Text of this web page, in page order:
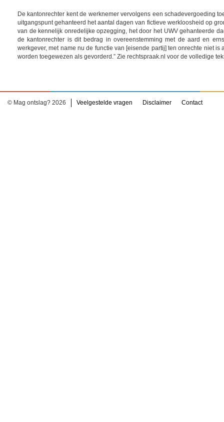
De kantonrechter kent de werknemer vervolgens een schadevergoeding
uitgangspunt gehanteerd het aantal dagen van fictieve werkloosheid op
van de kennelijk onredelijke opzegging, het door het UWV gehanteerde
de kantonrechter is dit bedrag in overeenstemming met de aard en
werkgever, met name nu de functie van [eisende partij] ten onrechte niet
worden toegewezen als gevorderd.” Zie rechtspraak.nl voor de volledige
© Mag ontslag? 2026 Veelgestelde vragen Disclaimer Contact